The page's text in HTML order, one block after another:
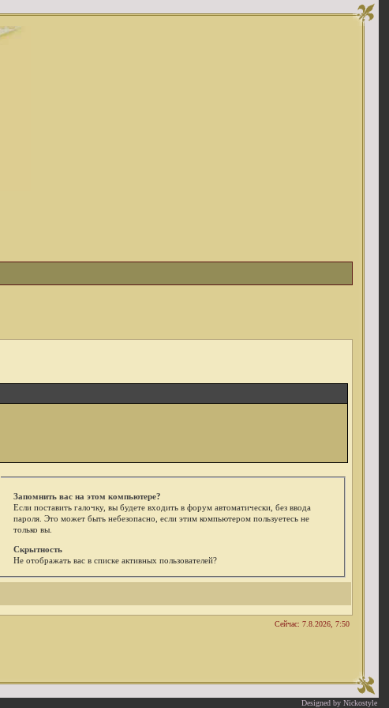
Запомнить вас на этом компьютере?
Если поставить галочку, вы будете входить в форум автоматически, без ввода
пароля. Это может быть небезопасно, если этим компьютером пользуетесь не
только вы.
Скрытность
Не отображать вас в списке активных пользователей?
Сейчас: 7.8.2026, 7:50
Designed by Nickostyle